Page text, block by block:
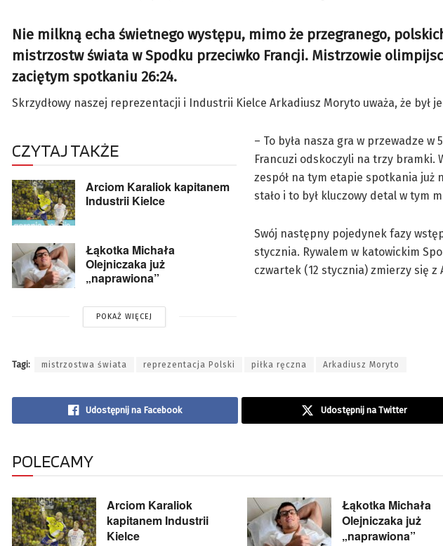
Nie milkną echa świetnego występu, mimo że przegranego,
mistrzostw świata w Spodku przeciwko Francji. Mistrzowie
zaciętym spotkaniu 26:24.
Skrzydłowy naszej reprezentacji i Industrii Kielce Arkadiusz Moryto uważa, że był
CZYTAJ TAKŻE
Arciom Karaliok kapitanem
Industrii Kielce
Łąkotka Michała
Olejniczaka już
„naprawiona”
POKAŻ WIĘCEJ
– To była nasza gra w przewadze
Francuzi odskoczyli na trzy bramki.
zespół na tym etapie spotkania już
stało i to był kluczowy detal w tym
Swój następny pojedynek fazy
stycznia. Rywalem w katowickim
czwartek (12 stycznia) zmierzy się z
Tagi: mistrzostwa świata reprezentacja Polski piłka ręczna Arkadiusz Moryto
Udostępnij na Facebook Udostępnij na Twitter
POLECAMY
Arciom Karaliok
kapitanem Industrii
Kielce
Łąkotka Michała
Olejniczaka już
„naprawiona”